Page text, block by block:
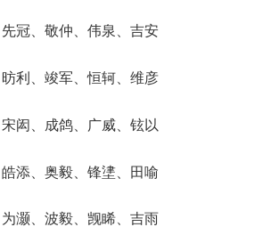
冠、敬仲、伟泉、吉安
利、竣军、恒轲、维彦
闳、成鸽、广威、铉以
添、奥毅、锋堻、田喻
灏、波毅、觊睎、吉雨